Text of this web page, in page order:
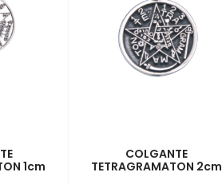
1cm
COLGANTE
TETRAGRAMATON 2cm